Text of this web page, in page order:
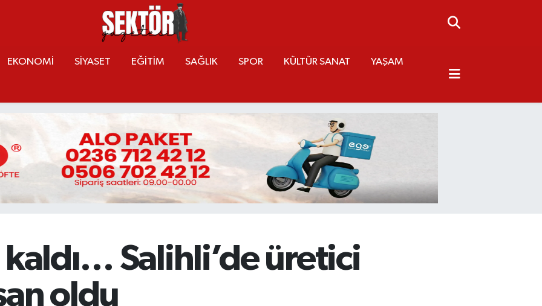
EKONOMİ SİYASET EĞİTİM SAĞLIK SPOR KÜLTÜR SANAT YAŞAM
Salihli’de üretici
oldu